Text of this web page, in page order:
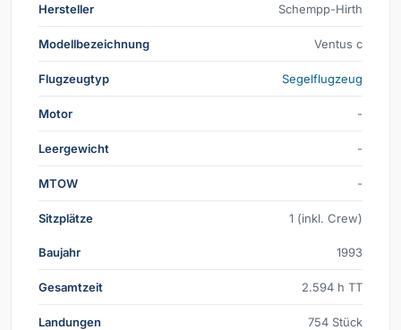
Hersteller Schempp-Hirth
Modellbezeichnung Ventus c
Flugzeugtyp Segelflugzeug
Motor -
Leergewicht -
MTOW -
Sitzplätze 1 (inkl. Crew)
Baujahr 1993
Gesamtzeit 2.594 h TT
Landungen 754 Stück